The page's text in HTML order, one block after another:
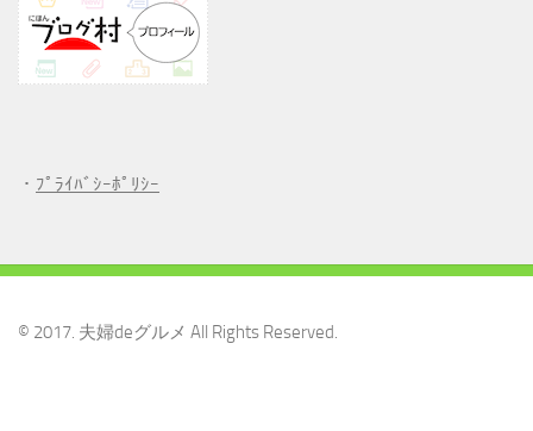
・ ﾌﾟﾗｲﾊﾞｼｰﾎﾟﾘｼｰ
© 2017. 夫婦deグルメ All Rights Reserved.